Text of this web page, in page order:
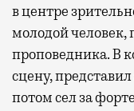
в центре
молодой человек,
проповедника. В
сцену,
потом сел за